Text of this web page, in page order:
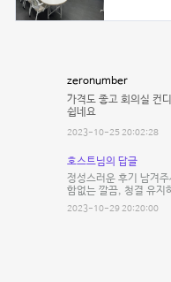
zeronumber
가격도 좋고 회의실 컨
쉽네요
2023-10-25 20:02:28
호스트님의 답글
정성스러운 후기 남겨
함없는 깔끔, 청결 유지
2023-10-29 20:20:00